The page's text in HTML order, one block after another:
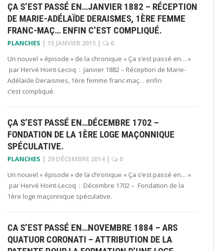
ÇA S’EST PASSÉ EN…JANVIER 1882 – RÉCEPTION
DE MARIE-ADÉLAÏDE DERAISMES, 1ÈRE FEMME
FRANC-MAÇ… ENFIN C’EST COMPLIQUÉ.
PLANCHES | 15 JANVIER 2015 |
0
Un nouvel « épisode » de la chronique « Ça s’est passé en… »
par Hervé Hoint-Lecoq : Janvier 1882 – Réception de Marie-
Adélaïde Deraismes, 1ère femme franc-maç… enfin
c’est compliqué.
ÇA S’EST PASSÉ EN…DÉCEMBRE 1702 –
FONDATION DE LA 1ÈRE LOGE MAÇONNIQUE
SPÉCULATIVE.
PLANCHES | 29 DÉCEMBRE 2014 |
0
Un nouvel « épisode » de la chronique « Ça s’est passé en… »
par Hervé Hoint-Lecoq : Décembre 1702 – Fondation de la
1ère loge maçonnique spéculative.
CA S’EST PASSÉ EN…NOVEMBRE 1884 – ARS
QUATUOR CORONATI – ATTRIBUTION DE LA